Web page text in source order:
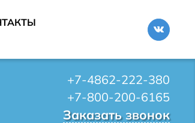
+7-4862-222-380
+7-800-200-6165
Заказать звонок